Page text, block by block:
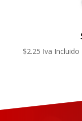
$2.25 Iva Incluido